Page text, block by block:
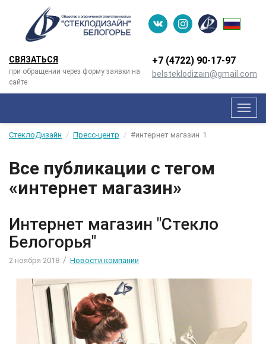
СВЯЗАТЬСЯ
при обращении через форму заявки на
сайте
+7 (4722) 90-­17-­97
belsteklodizain@gmail.com
Меню
СтеклоДизайн Пресс-центр #интернет магазин 1
Все публикации с тегом
«интернет магазин»
Интернет магазин "Стекло
Белогорья"
2 ноября 2018 / Новости компании